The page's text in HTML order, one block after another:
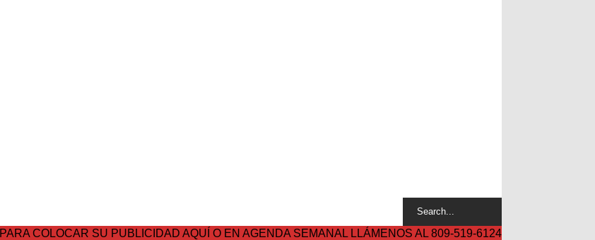
PARA COLOCAR SU PUBLICIDAD AQUÍ O EN AGENDA SEMANAL LLÁMENOS AL 809-519-6124